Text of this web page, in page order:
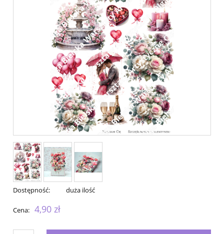
Dostępność: duża ilość
Cena: 4,90 zł